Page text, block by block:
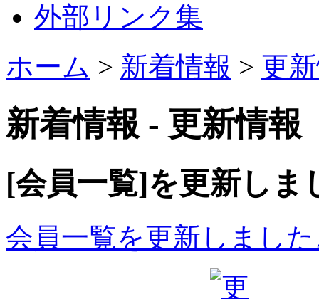
外部リンク集
ホーム > 新着情報 > 更
新着情報 - 更新情報
[会員一覧]を更新しま
会員一覧を更新しまし